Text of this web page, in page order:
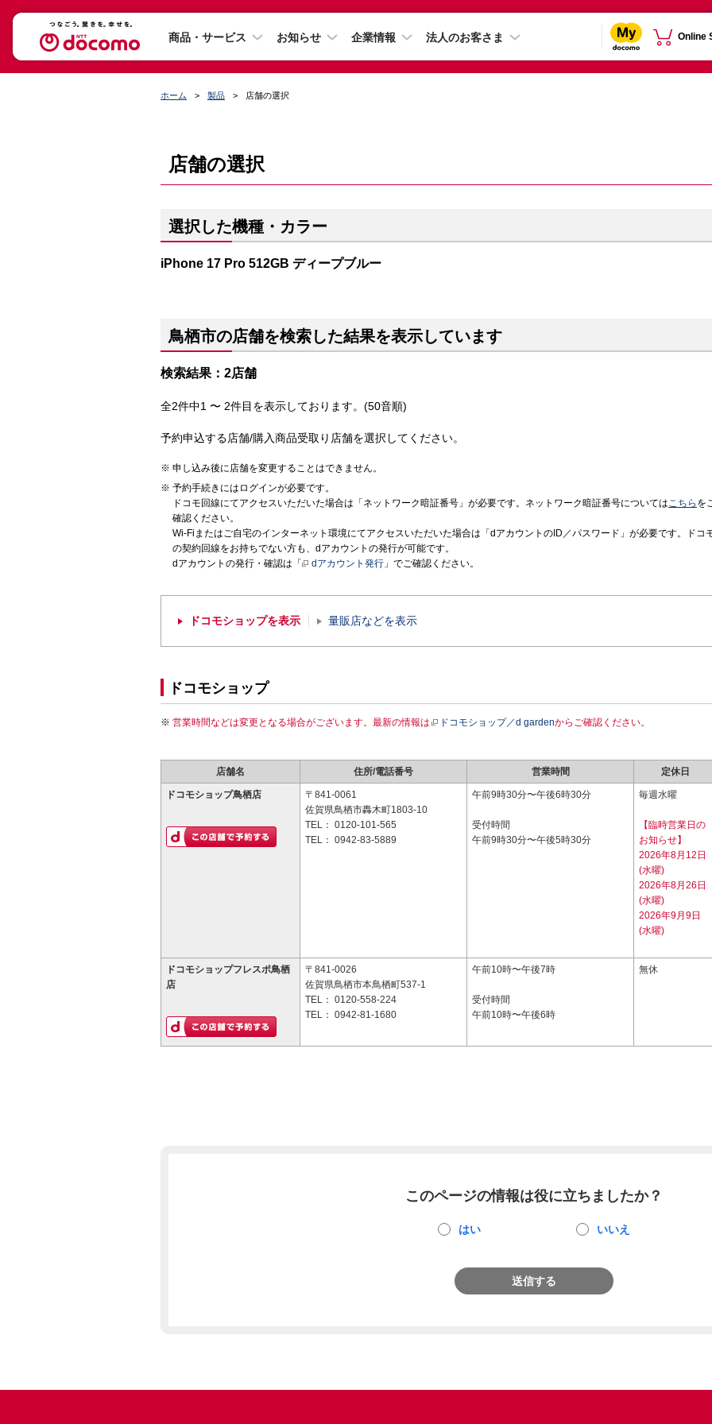
商品・サービス お知らせ 企業情報 法人のお客さま Online
ホーム 製品 店舗の選択
店舗の選択
選択した機種・カラー
iPhone 17 Pro 512GB ディープブルー
鳥栖市の店舗を検索した結果を表示しています
検索結果：2店舗
全2件中1 〜 2件目を表示しております。(50音順)
予約申込する店舗/購入商品受取り店舗を選択してください。
申し込み後に店舗を変更することはできません。
予約手続きにはログインが必要です。
ドコモ回線にてアクセスいただいた場合は「ネットワーク暗証番号」が必要です。ネットワーク暗証番号についてはこちら を
確認ください。
Wi-Fiまたはご自宅のインターネット環境にてアクセスいただいた場合は「dアカウントのID／パスワード」が必要です。ドコ
の契約回線をお持ちでない方も、dアカウントの発行が可能です。
dアカウントの発行・確認は「
dアカウント発行 」でご確認ください。
ドコモショップを表示 量販店などを表示
ドコモショップ
営業時間などは変更となる場合がございます。最新の情報は ドコモショップ／d gardenからご確認ください。
店舗名 住所/電話番号 営業時間 定休日
ドコモショップ鳥栖店
〒841-0061
佐賀県鳥栖市轟木町1803-10
TEL： 0120-101-565
TEL： 0942-83-5889
午前9時30分〜午後6時30分
受付時間
午前9時30分〜午後5時30分
毎週水曜
【臨時営業日の
お知らせ】
2026年8月12日
(水曜)
2026年8月26日
(水曜)
2026年9月9日
(水曜)
ドコモショップフレスポ鳥栖
店
〒841-0026
佐賀県鳥栖市本鳥栖町537-1
TEL： 0120-558-224
TEL： 0942-81-1680
午前10時〜午後7時
受付時間
午前10時〜午後6時
無休
このページの情報は役に立ちましたか？
はい いいえ
送信する